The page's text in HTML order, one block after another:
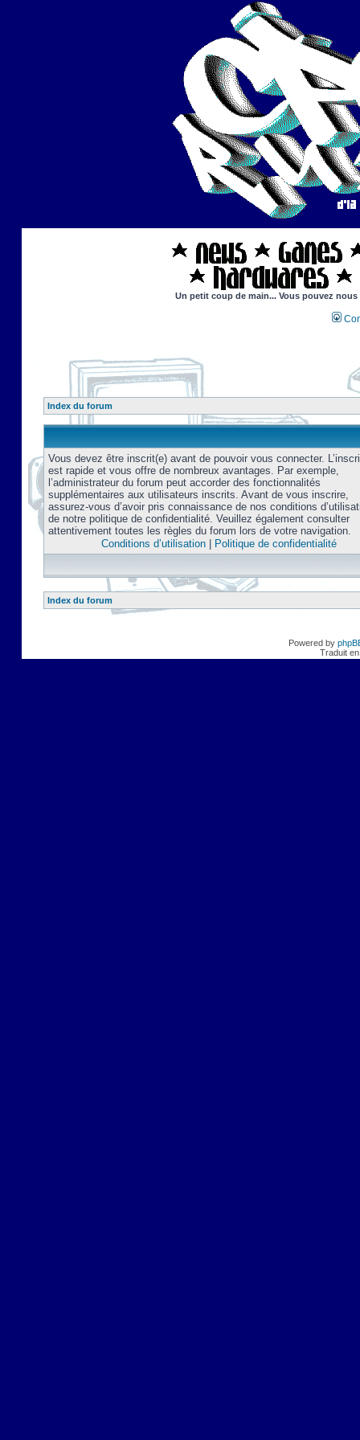
Un petit coup de main... Vous pouvez
Index du forum
Vous devez être inscrit(e) avant de pouvoir vous connecter.
est rapide et vous offre de nombreux avantages. Par exemple,
l’administrateur du forum peut accorder des fonctionnalités
supplémentaires aux utilisateurs inscrits. Avant de vous inscrire,
assurez-vous d’avoir pris connaissance de nos conditions
de notre politique de confidentialité. Veuillez également consulter
attentivement toutes les règles du forum lors de votre navigation.
Conditions d’utilisation| Politique de confidentialité
Index du forum
Powered by
Traduit